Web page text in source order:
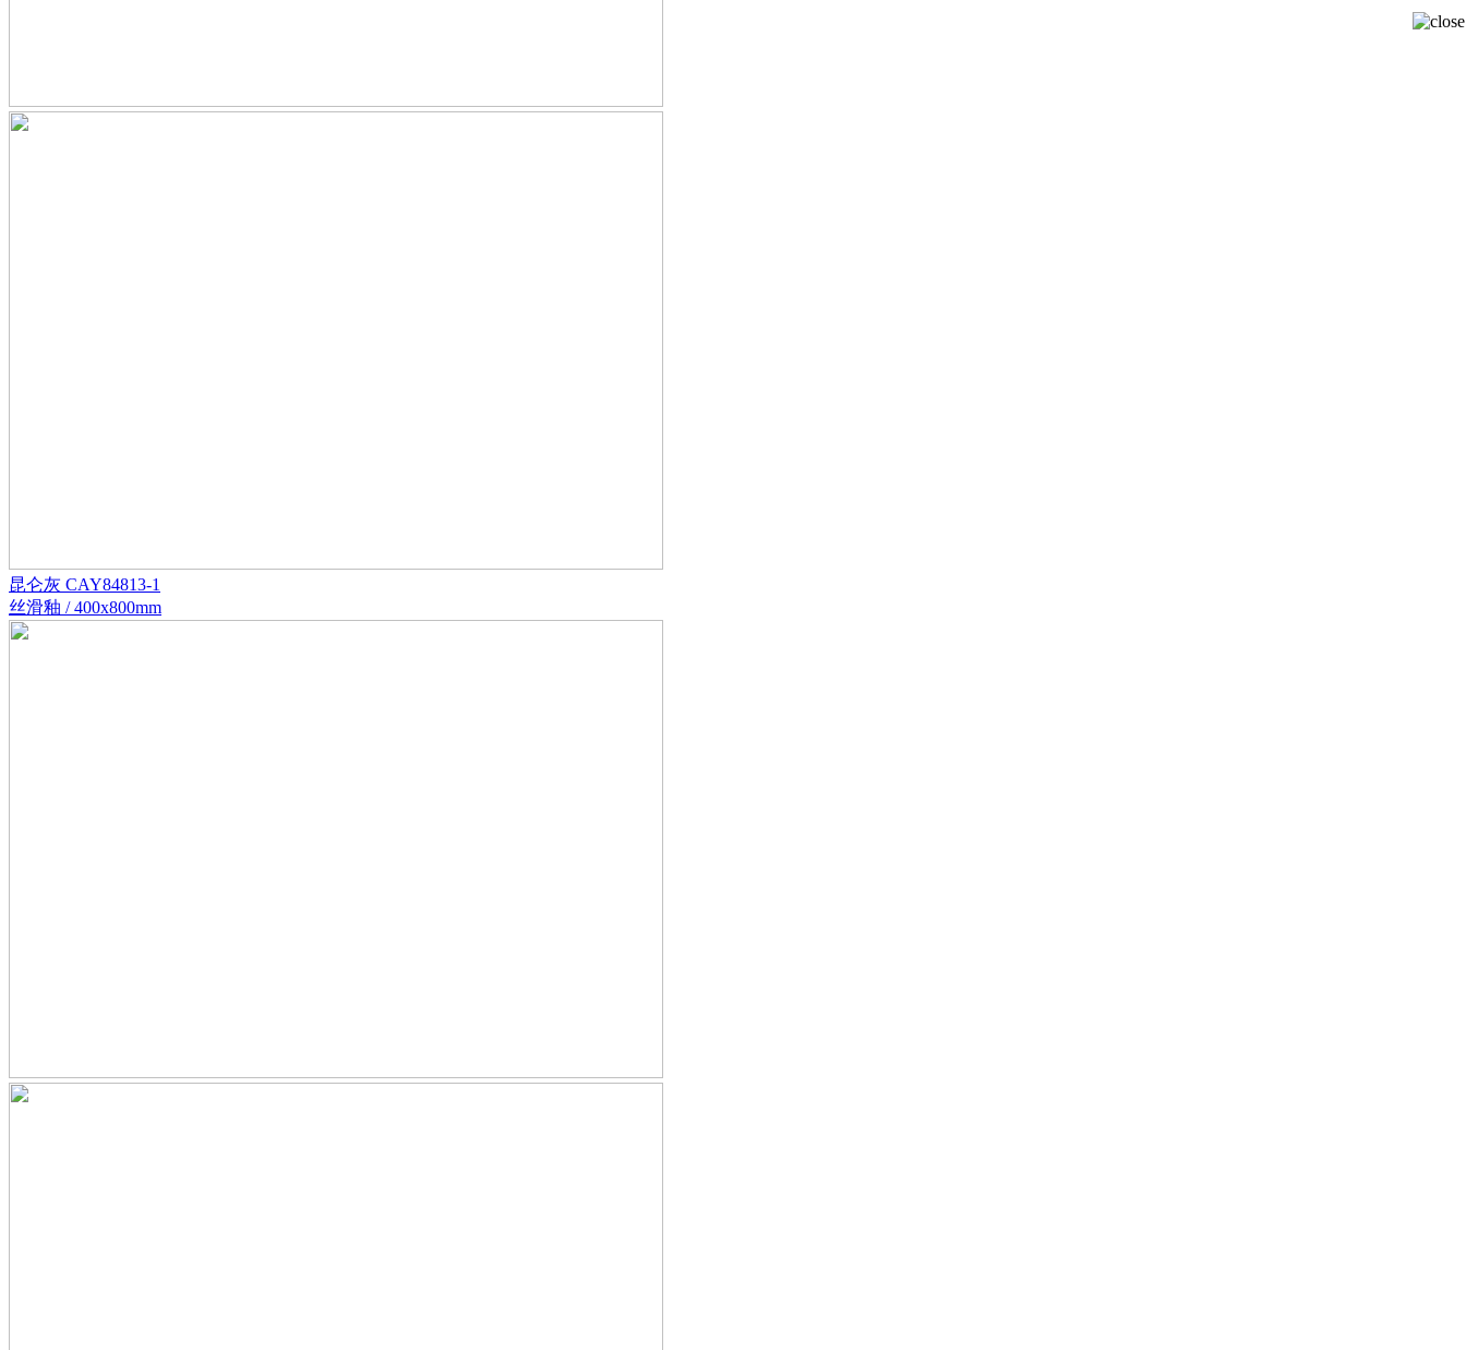
昆仑灰 CAY84813-1
丝滑釉 / 400x800mm